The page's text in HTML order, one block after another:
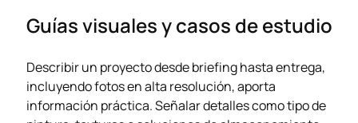
Guías visuales y casos de estudio
Describir un proyecto desde briefing hasta entrega,
incluyendo fotos en alta resolución, aporta
información práctica. Señalar detalles como tipo de